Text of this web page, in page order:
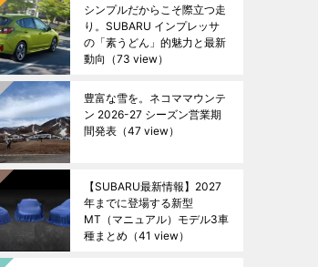
シンプルだからこそ際立つ走
り。SUBARU インプレッサ
の「素うどん」的魅力と最新
動向 （73 view）
豊富な雪を。ネコママウンテ
ン 2026-27 シーズン営業期
間発表 （47 view）
【SUBARU最新情報】2027
年までに登場する新型
MT（マニュアル）モデル3車
種まとめ （41 view）